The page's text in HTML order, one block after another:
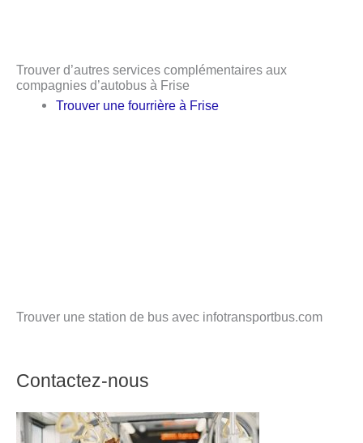
Trouver d’autres services complémentaires aux
compagnies d’autobus à Frise
Trouver une fourrière à Frise
Trouver une station de bus avec infotransportbus.com
Contactez-nous